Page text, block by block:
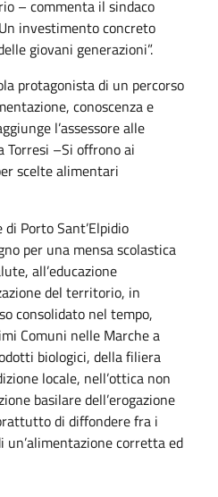
– commenta il sindaco
investimento concreto
giovani generazioni”.
protagonista di un percorso
conoscenza e
l’assessore alle
Torresi –Si offrono ai
scelte alimentari
di Porto Sant’Elpidio
per una mensa scolastica
all’educazione
del territorio, in
consolidato nel tempo,
Comuni nelle Marche a
biologici, della filiera
locale, nell’ottica non
basilare dell’erogazione
di diffondere fra i
corretta ed